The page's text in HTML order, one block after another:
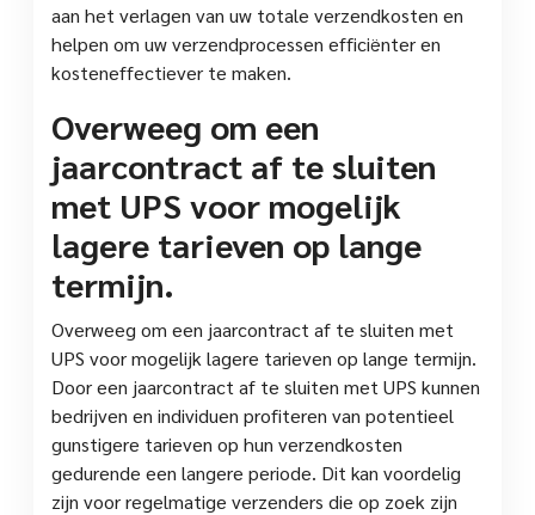
aan het verlagen van uw totale verzendkosten en
helpen om uw verzendprocessen efficiënter en
kosteneffectiever te maken.
Overweeg om een
jaarcontract af te sluiten
met UPS voor mogelijk
lagere tarieven op lange
termijn.
Overweeg om een jaarcontract af te sluiten met
UPS voor mogelijk lagere tarieven op lange termijn.
Door een jaarcontract af te sluiten met UPS kunnen
bedrijven en individuen profiteren van potentieel
gunstigere tarieven op hun verzendkosten
gedurende een langere periode. Dit kan voordelig
zijn voor regelmatige verzenders die op zoek zijn